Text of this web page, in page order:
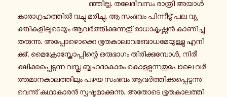
ഞ്ഞി­ല്ല. ത­ലേ­ദി­വ­സം രാ­ത്രി അയാൾ
കാ­രാ­ഗൃ­ഹ­ത്തിൽ വച്ചു മ­രി­ച്ചു. ആ സംഭവം പി­ന്നീ­ടു് പല വ്യ­
ക്തി­ക­ളി­ലൂ­ടെ­യും ആ­വർ­ത്തി­ക്കു­ന്ന­തു് രാ­ധാ­കൃ­ഷ്ണൻ കാ­ണി­ച്ചു­
ത­രു­ന്നു. അ­പ്പോ­ഴൊ­ക്കെ ഭൂ­ത­കാ­ലാ­വ­ബോ­ധ­മേ­യു­ള്ളു എ­നി­
ക്കു്. മൈ­ക്രോ­സ്കോ­പ്പി­ന്റെ ഒ­രു­ഭാ­ഗം തി­രി­ക്കു­മ്പോൾ, നി­രീ­
ക്ഷി­ക്ക­പ്പെ­ടു­ന്ന വസ്തു ബൃ­ഹ­ദാ­കാ­രം കൊ­ള്ളു­ന്ന­തു­പോ­ലെ വർ­
ത്ത­മാ­ന­കാ­ല­ത്തി­ലും പഴയ സംഭവം ആ­വർ­ത്തി­ക്ക­പ്പെ­ടു­ന്നു­
വെ­ന്നു് ക­ഥാ­കാ­രൻ സ്പ­ഷ്ട­മാ­ക്കു­ന്നു. അതോടെ ഭൂ­ത­കാ­ല­ത്തി­